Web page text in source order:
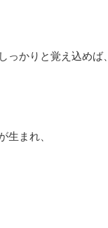
かりと覚え込めば、
まれ、